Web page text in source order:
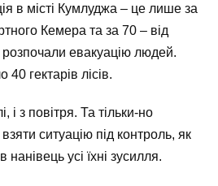
в місті Кумлуджа – це лише за
Кемера та за 70 – від
розпочали евакуацію людей.
гектарів лісів.
і з повітря. Та тільки-но
ситуацію під контроль, як
нанівець усі їхні зусилля.